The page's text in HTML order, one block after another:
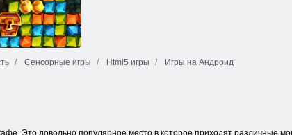
Снежная
королева 2
Золотая
Сенсорные игры Html5 игры Игры на Андроид
Это довольно популярное место в которое приходят различные